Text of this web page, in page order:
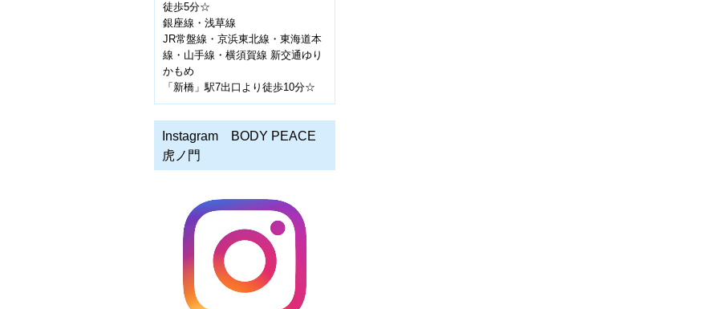
徒歩5分☆
銀座線・浅草線
JR常盤線・京浜東北線・東海道本
線・山手線・横須賀線 新交通ゆり
かもめ
「新橋」駅7出口より徒歩10分☆
Instagram BODY PEACE
虎ノ門